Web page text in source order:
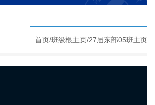
首页/班级根主页/27届东部05班主页